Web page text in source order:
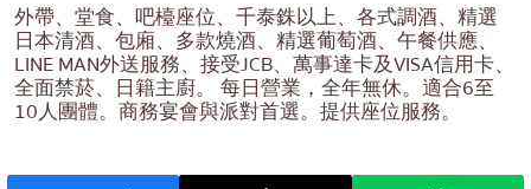
外帶、堂食、吧檯座位、千泰銖以上、各式調酒、精選
日本清酒、包廂、多款燒酒、精選葡萄酒、午餐供應、
LINE MAN外送服務、接受JCB、萬事達卡及VISA信用卡、
全面禁菸、日籍主廚。 每日營業，全年無休。適合6至
10人團體。商務宴會與派對首選。提供座位服務。